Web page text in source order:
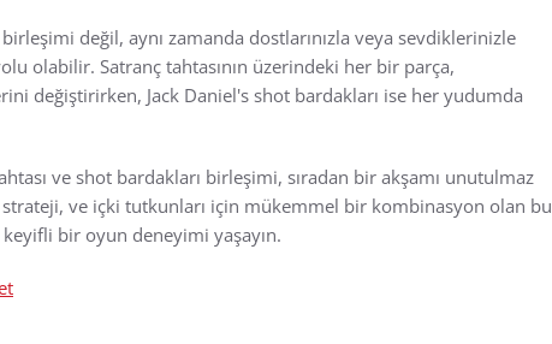
değil, aynı zamanda dostlarınızla veya sevdiklerinizle
olabilir. Satranç tahtasının üzerindeki her bir parça,
değiştirirken, Jack Daniel's shot bardakları ise her yudumda
ve shot bardakları birleşimi, sıradan bir akşamı unutulmaz
ve içki tutkunları için mükemmel bir kombinasyon olan bu
bir oyun deneyimi yaşayın.